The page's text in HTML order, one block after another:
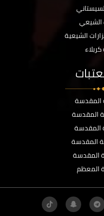
الشيعي
الشيعية
المقدسة
المقدسة
المقدسة
المقدسة
المقدسة
المعظم